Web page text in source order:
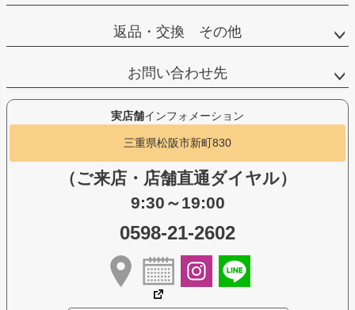
返品・交換 その他
お問い合わせ先
実店舗インフォメーション
三重県松阪市新町830
（ご来店・店舗直通ダイヤル）
9:30～19:00
0598-21-2602